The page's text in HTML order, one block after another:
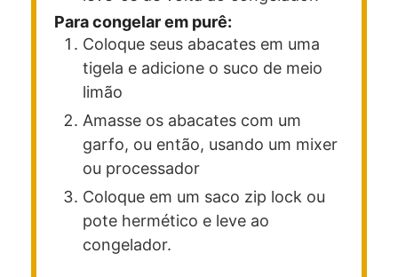
Para congelar em purê:
Coloque seus abacates em uma
tigela e adicione o suco de meio
limão
Amasse os abacates com um
garfo, ou então, usando um mixer
ou processador
Coloque em um saco zip lock ou
pote hermético e leve ao
congelador.